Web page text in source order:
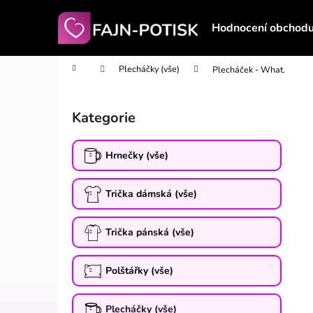
Hodnocení
Domů Plecháčky (vše) Plecháček - What.
Přeskočit
kategorie
Kategorie
Hrnečky (vše)
Trička dámská (vše)
Trička pánská (vše)
Polštářky (vše)
Plecháčky (vše)
í
Zpět
do
Zpět
do